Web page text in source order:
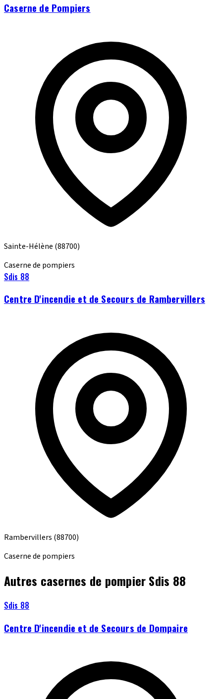
Caserne de Pompiers
Sainte-Hélène (88700)
Caserne de pompiers
Sdis 88
Centre D'incendie et de Secours de Rambervillers
Rambervillers (88700)
Caserne de pompiers
Autres casernes de pompier Sdis 88
Sdis 88
Centre D'incendie et de Secours de Dompaire